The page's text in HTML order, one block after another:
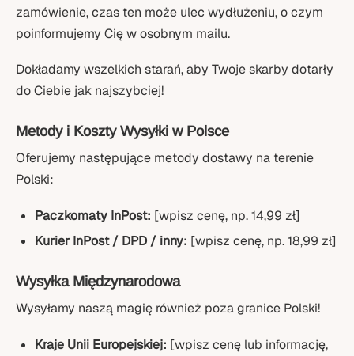
zamówienie, czas ten może ulec wydłużeniu, o czym
poinformujemy Cię w osobnym mailu.
Dokładamy wszelkich starań, aby Twoje skarby dotarły
do Ciebie jak najszybciej!
Metody i Koszty Wysyłki w Polsce
Oferujemy następujące metody dostawy na terenie
Polski:
Paczkomaty InPost: [wpisz cenę, np. 14,99 zł]
Kurier InPost / DPD / inny: [wpisz cenę, np. 18,99 zł]
Wysyłka Międzynarodowa
Wysyłamy naszą magię również poza granice Polski!
Kraje Unii Europejskiej: [wpisz cenę lub informację,